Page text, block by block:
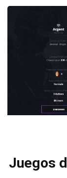
Juegos